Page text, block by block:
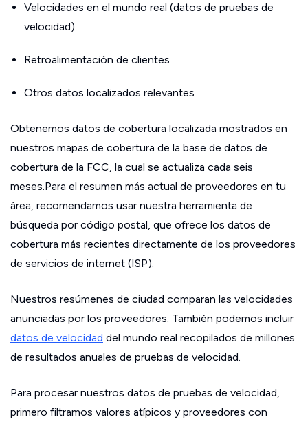
Velocidades en el mundo real (datos de pruebas de
velocidad)
Retroalimentación de clientes
Otros datos localizados relevantes
Obtenemos datos de cobertura localizada mostrados en
nuestros mapas de cobertura de la base de datos de
cobertura de la FCC, la cual se actualiza cada seis
meses.Para el resumen más actual de proveedores en tu
área, recomendamos usar nuestra herramienta de
búsqueda por código postal, que ofrece los datos de
cobertura más recientes directamente de los proveedores
de servicios de internet (ISP).
Nuestros resúmenes de ciudad comparan las velocidades
anunciadas por los proveedores. También podemos incluir
datos de velocidad del mundo real recopilados de millones
de resultados anuales de pruebas de velocidad.
Para procesar nuestros datos de pruebas de velocidad,
primero filtramos valores atípicos y proveedores con